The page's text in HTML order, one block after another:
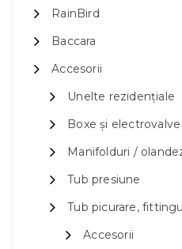
RainBird
Baccara
Accesorii
Unelte rezidențiale
Boxe și electrovalve
Manifolduri /
Tub presiune
Tub picurare,
Accesorii